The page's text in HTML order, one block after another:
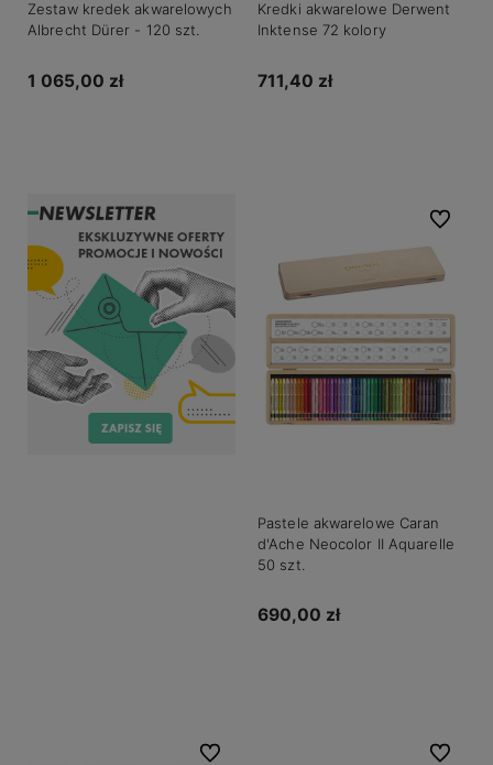
Zestaw kredek akwarelowych
Albrecht Dürer - 120 szt.
1 065,00 zł
Kredki akwarelowe Derwent
Inktense 72 kolory
711,40 zł
Pastele akwarelowe Caran
d'Ache Neocolor II Aquarelle
50 szt.
690,00 zł
Do
Do ulubionych Do